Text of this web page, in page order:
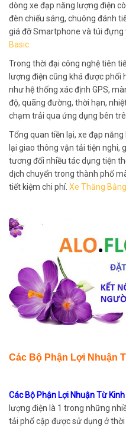
dòng xe đạp năng lượng điện
đèn chiếu sáng, chuông đánh
giá đỡ Smartphone và túi đựng
Basic
Trong thời đại công nghệ tiên
lượng điện cũng khá được
như hệ thống xác định GPS,
độ, quãng đường, thời hạn,
chạm trải qua ứng dụng bên
Tổng quan tiền lại, xe đạp
lại giao thông vận tải tiện nghi,
tương đối nhiều tác dụng tiện
dịch chuyển trong thành phố
tiết kiệm chi phí. Xe Thăng
Các Bộ Phận Lợi Nhuận
Các Bộ Phận Lợi Nhuận Từ
lượng điện là 1 trong những
tải phổ cập được sử dụng ở